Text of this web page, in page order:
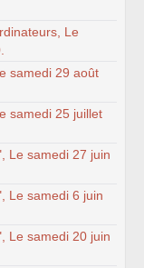
Le
samedi 29 août
samedi 25 juillet
Le samedi 27 juin
Le samedi 6 juin
Le samedi 20 juin